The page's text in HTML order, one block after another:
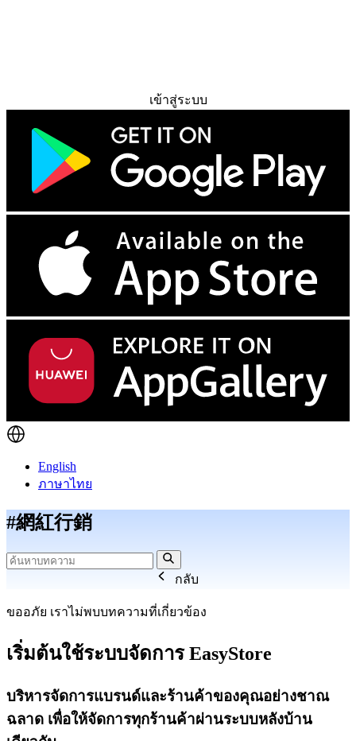
เข้าสู่ระบบ
English
ภาษาไทย
#網紅行銷
กลับ
ขออภัย เราไม่พบบทความที่เกี่ยวข้อง
เริ่มต้นใช้ระบบจัดการ EasyStore
บริหารจัดการแบรนด์และร้านค้าของคุณอย่างชาณ
ฉลาด เพื่อให้จัดการทุกร้านค้าผ่านระบบหลังบ้าน